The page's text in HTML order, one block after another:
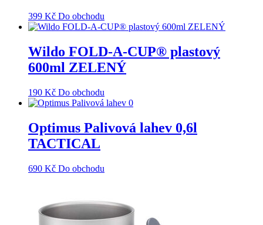
399 Kč Do obchodu
Wildo FOLD-A-CUP® plastový
600ml ZELENÝ
190 Kč Do obchodu
Optimus Palivová lahev 0,6l
TACTICAL
690 Kč Do obchodu